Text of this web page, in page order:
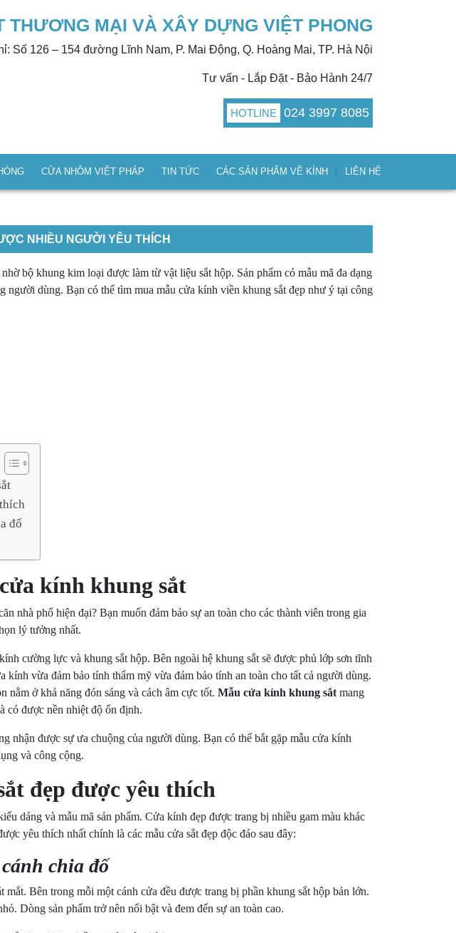
THƯƠNG MẠI VÀ XÂY DỰNG VIỆT PHONG
Số 126 – 154 đường Lĩnh Nam, P. Mai Động, Q. Hoàng Mai, TP. Hà Nội
Tư vấn - Lắp Đặt - Bảo Hành 24/7
HOTLINE 024 3997 8085
CỬA NHÔM VIỆT PHÁP TIN TỨC CÁC SẢN PHẨM VỀ KÍNH LIÊN HỆ
NHIỀU NGƯỜI YÊU THÍCH
bộ khung kim loại được làm từ vật liệu sắt hộp. Sản phẩm có mẫu mã đa dạng
người dùng. Bạn có thể tìm mua mẫu cửa kính viền khung sắt đẹp như ý tại công
đố
kính khung sắt
nhà phố hiện đại? Bạn muốn đảm bảo sự an toàn cho các thành viên trong gia
lý tưởng nhất.
cường lực và khung sắt hộp. Bên ngoài hệ khung sắt sẽ được phủ lớp sơn tĩnh
kính vừa đảm bảo tính thẩm mỹ vừa đảm bảo tính an toàn cho tất cả người dùng.
nằm ở khả năng đón sáng và cách âm cực tốt. Mẫu cửa kính khung sắt mang
có được nền nhiệt độ ổn định.
nhận được sự ưa chuộng của người dùng. Bạn có thể bắt gặp mẫu cửa kính
và công cộng.
đẹp được yêu thích
dáng và mẫu mã sản phẩm. Cửa kính đẹp được trang bị nhiều gam màu khác
yêu thích nhất chính là các mẫu cửa sắt đẹp độc đáo sau đây:
chia đố
Bên trong mỗi một cánh cửa đều được trang bị phần khung sắt hộp bản lớn.
Dòng sản phẩm trở nên nổi bật và đem đến sự an toàn cao.